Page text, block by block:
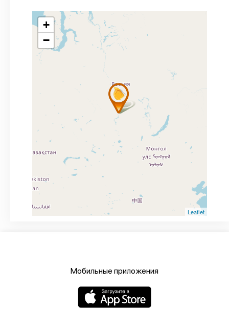
+
−
Leaflet
Мобильные приложения